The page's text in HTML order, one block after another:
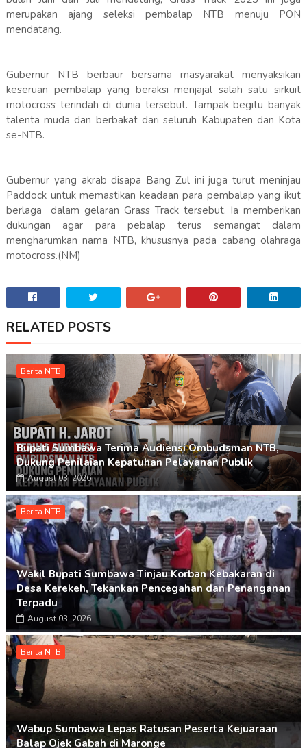
merupakan ajang seleksi pembalap NTB menuju PON
mendatang.
Gubernur NTB berbaur bersama masyarakat menyaksikan
keseruan pembalap yang beraksi menjajal salah satu sirkuit
motocross terindah di dunia tersebut. Tampak begitu banyak
talenta muda dan berbakat dari seluruh Kabupaten dan Kota
se-NTB.
Gubernur yang akrab disapa Bang Zul ini juga turut meninjau
Paddock untuk memastikan keadaan para pembalap yang ikut
berlaga dalam gelaran Grass Track tersebut. Ia memberikan
dukungan agar para pebalap terus semangat dalam
mengharumkan nama NTB, khususnya pada cabang olahraga
motocross.(NM)
RELATED POSTS
Berita NTB
Bupati Sumbawa Terima Audiensi Ombudsman NTB,
Dukung Penilaian Kepatuhan Pelayanan Publik
August 03, 2026
Berita NTB
Wakil Bupati Sumbawa Tinjau Korban Kebakaran di
Desa Kerekeh, Tekankan Pencegahan dan Penanganan
Terpadu
August 03, 2026
Berita NTB
Wabup Sumbawa Lepas Ratusan Peserta Kejuaraan
Balap Ojek Gabah di Maronge